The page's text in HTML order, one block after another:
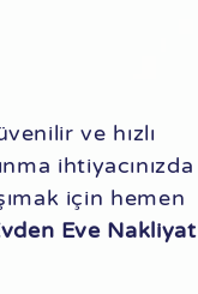
ve hızlı
ihtiyacınızda
için hemen
Eve Nakliyat